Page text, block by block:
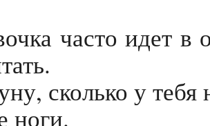
часто идет в
сколько у тебя
ноги.